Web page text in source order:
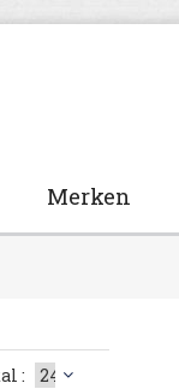
Merken
: